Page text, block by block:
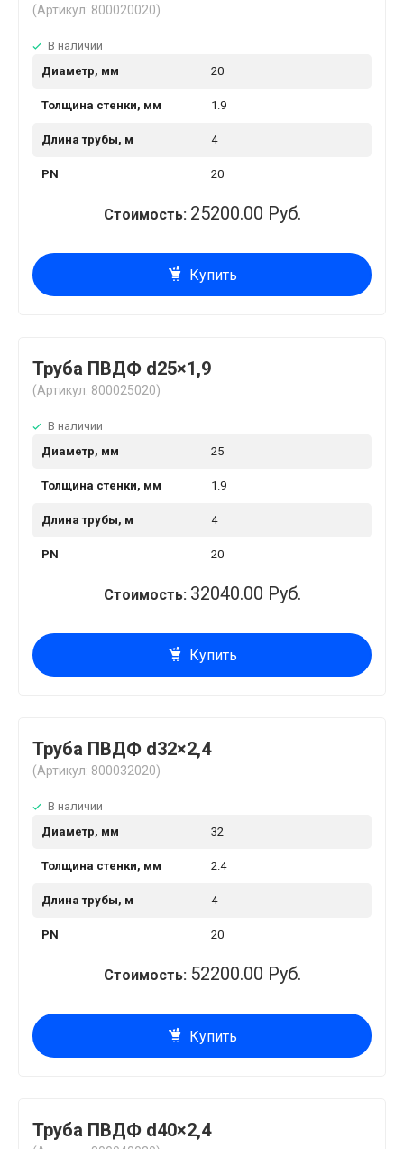
(Артикул: 800020020)
В наличии
Диаметр, мм
20
Толщина стенки, мм 1.9
Длина трубы, м 4
PN 20
Стоимость: 25200.00 Руб.
Купить
Труба ПВДФ d25×1,9
(Артикул: 800025020)
В наличии
Диаметр, мм
25
Толщина стенки, мм 1.9
Длина трубы, м 4
PN 20
Стоимость: 32040.00 Руб.
Купить
Труба ПВДФ d32×2,4
(Артикул: 800032020)
В наличии
Диаметр, мм
32
Толщина стенки, мм 2.4
Длина трубы, м 4
PN 20
Стоимость: 52200.00 Руб.
Купить
Труба ПВДФ d40×2,4